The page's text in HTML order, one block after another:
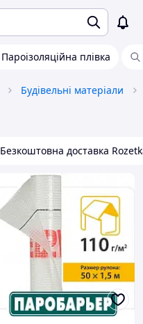
Пароізоляційна плівка
Будівельні матеріали
Безкоштовна доставка